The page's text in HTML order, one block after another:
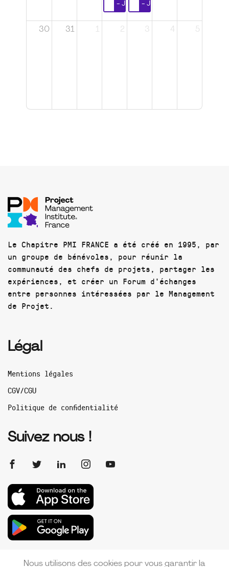
- Jour 1- Jour 2
30 31 1 2 3 4 5
Le Chapitre PMI FRANCE a été créé en 1995, par
un groupe de bénévoles, pour réunir la
communauté des chefs de projets, partager les
expériences, et créer un Forum d'échanges
entre personnes intéressées par le Management
de Projet.
Légal
Mentions légales
CGV/CGU
Politique de confidentialité
Suivez nous !
Nous utilisons des cookies pour vous garantir la